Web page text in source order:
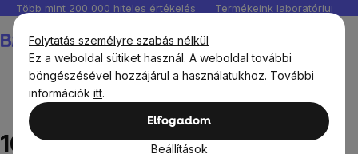
Folytatás személyre szabás nélkül
Ez a weboldal sütiket használ. A weboldal további
böngészésével hozzájárul a használatukhoz. További
információk itt.
Elfogadom
Beállítások
Ugrás
fő
tartalomhoz
Több mint 200 000 hiteles értékelés Termékeink
10 módszer az immunitás erősítésére
10 módszer az immunitás